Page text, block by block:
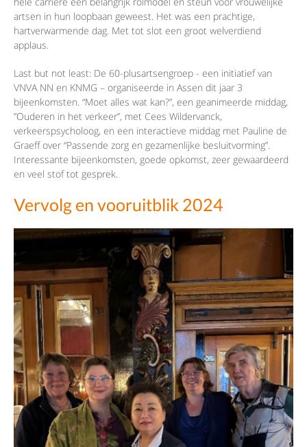
artsen in hun loopbaan geweest. Het was een prachtige,
hartverwarmende dag. Met tot slot een groot welverdiend
applaus.
Last but not least: De 60-plusartsengroep - een initiatief van
VNVA NN en KNMG – organiseerde in Assen dit jaar 3
bijeenkomsten. “Moet alles wat kan?”, een geanimeerde middag,
”Ouderen in het verkeer”, met Cees Wildervanck,
verkeerspsycholoog, en een interactieve middag met Pauline de
Graeff over “Passende zorg en gezamenlijke besluitvorming”.
Interessante bijeenkomsten, goede opkomst, zeer gewaardeerd
en veel stof tot gesprek.
Vervolg en vooruitblik 2024